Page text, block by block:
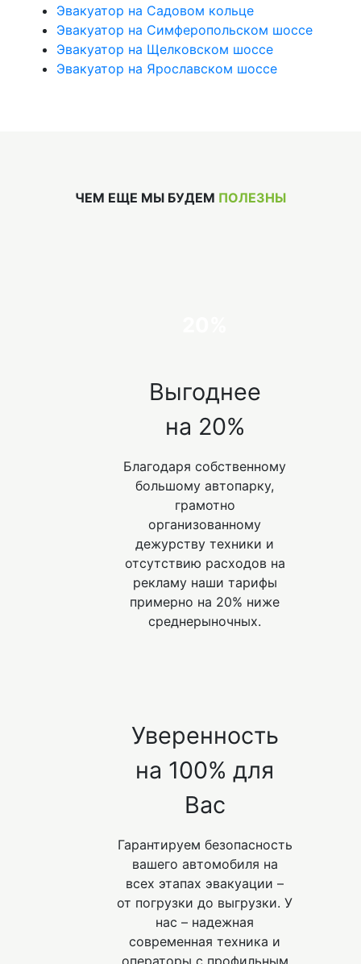
Эвакуатор на Садовом кольце
Эвакуатор на Симферопольском шоссе
Эвакуатор на Щелковском шоссе
Эвакуатор на Ярославском шоссе
ЧЕМ ЕЩЕ МЫ БУДЕМ ПОЛЕЗНЫ
Выгоднее
на 20%
Благодаря собственному
большому автопарку,
грамотно
организованному
дежурству техники и
отсутствию расходов на
рекламу наши тарифы
примерно на 20% ниже
среднерыночных.
Уверенность
на 100% для
Вас
Гарантируем безопасность
вашего автомобиля на
всех этапах эвакуации –
от погрузки до выгрузки. У
нас – надежная
современная техника и
операторы с профильным